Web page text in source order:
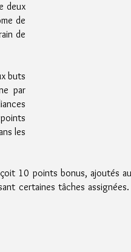
deux
de
de
buts
par
les
10 points bonus, ajoutés
certaines tâches